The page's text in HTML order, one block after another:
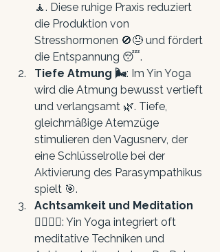
🧘. Diese ruhige Praxis reduziert
die Produktion von
Stresshormonen 🚫😓 und fördert
die Entspannung 😴.
Tiefe Atmung 🌬️: Im Yin Yoga
wird die Atmung bewusst vertieft
und verlangsamt 🌿. Tiefe,
gleichmäßige Atemzüge
stimulieren den Vagusnerv, der
eine Schlüsselrolle bei der
Aktivierung des Parasympathikus
spielt 🎯.
Achtsamkeit und Meditation
🧘‍♀️🧘‍♂️: Yin Yoga integriert oft
meditative Techniken und